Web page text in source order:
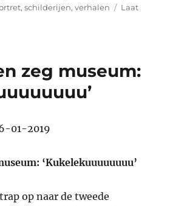
,schilderijen,verhalen
Laat
zeg museum:
01-2019
‘Kukelekuuuuuuuu’
op naar de tweede